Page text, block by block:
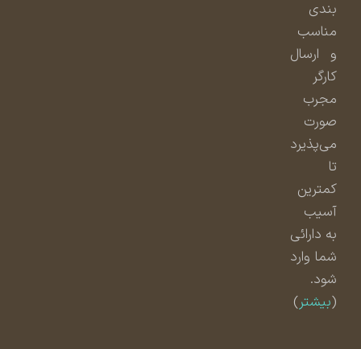
بندی
مناسب
و ارسال
مجرب
صورت
می‌پذیرد
کمترین
آسیب
به دارائی
شما وارد
شود.
بیشتر)